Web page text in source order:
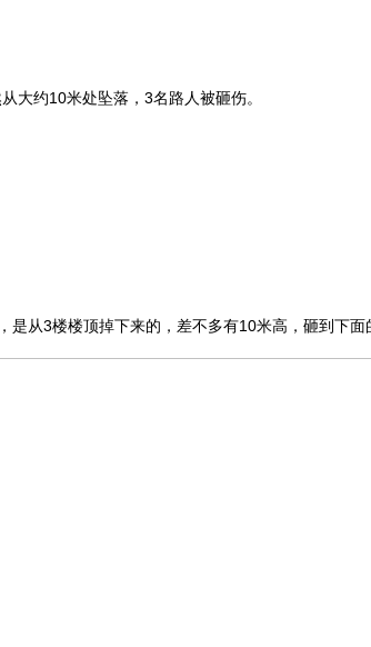
大约10米处坠落，3名路人被砸伤。
从3楼楼顶掉下来的，差不多有10米高，砸到下面